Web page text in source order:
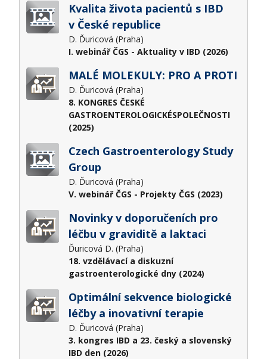
Kvalita života pacientů s IBD
v České republice
D. Ďuricová (Praha)
I. webinář ČGS - Aktuality v IBD (2026)
MALÉ MOLEKULY: PRO A PROTI
D. Ďuricová (Praha)
8. KONGRES ČESKÉ
GASTROENTEROLOGICKÉSPOLEČNOSTI
(2025)
Czech Gastroenterology Study
Group
D. Ďuricová (Praha)
V. webinář ČGS - Projekty ČGS (2023)
Novinky v doporučeních pro
léčbu v graviditě a laktaci
Ďuricová D. (Praha)
18. vzdělávací a diskuzní
gastroenterologické dny (2024)
Optimální sekvence biologické
léčby a inovativní terapie
D. Ďuricová (Praha)
3. kongres IBD a 23. český a slovenský
IBD den (2026)